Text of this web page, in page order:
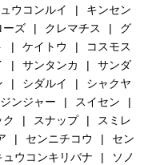
ウコンルイ
キンセン
ーズ クレマチス
グ
ケイトウ
コスモス
サンタンカ
サンダ
シダルイ
シャクヤ
ジンジャー
スイセン
ク スナップ
スミレ
センニチコウ
セン
ュウコンキリバナ
ソノ